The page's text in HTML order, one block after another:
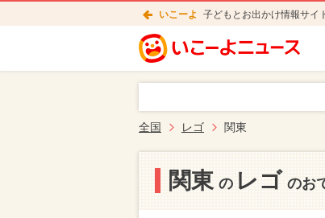
いこーよ 子どもとお出かけ情報サイ
全国 レゴ 関東
関東 の レゴ のお